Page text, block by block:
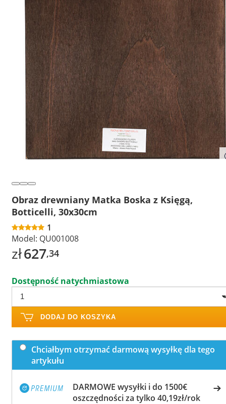
Obraz drewniany Matka Boska z Księgą,
Botticelli, 30x30cm
1
Model: QU001008
zł627,34
Dostępność natychmiastowa
DODAJ DO KOSZYKA
Chciałbym otrzymać darmową wysyłkę dla tego
artykułu
DARMOWE wysyłki i do 1500€
oszczędności za tylko 40,19zł/rok